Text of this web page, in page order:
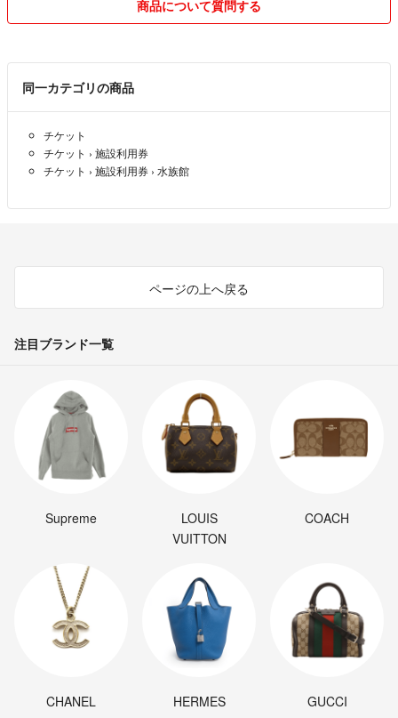
商品について質問する
同一カテゴリの商品
チケット
チケット › 施設利用券
チケット › 施設利用券 › 水族館
ページの上へ戻る
注目ブランド一覧
Supreme
LOUIS
VUITTON
COACH
CHANEL HERMES GUCCI